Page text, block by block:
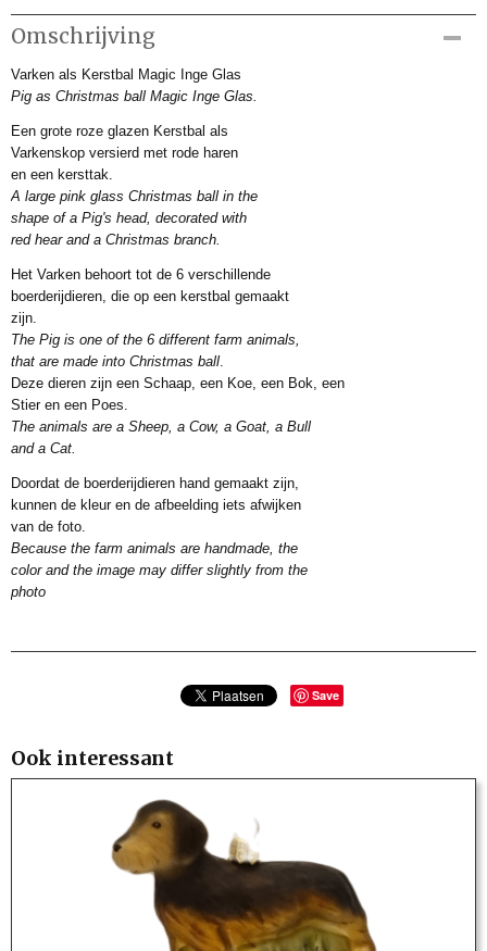
Productcode
IMD4648121
Productcode leverancier
40641H812
Afmetingen (l,b,h)
0 x 10 x 0 cm
Omschrijving
Varken als Kerstbal Magic Inge Glas
Pig as Christmas ball Magic Inge Glas.
Een grote roze glazen Kerstbal als
Varkenskop versierd met rode haren
en een kersttak.
A large pink glass Christmas ball in the
shape of a Pig's head, decorated with
red hear and a Christmas branch.
Het Varken behoort tot de 6 verschillende
boerderijdieren, die op een kerstbal gemaakt
zijn.
The Pig is one of the 6 different farm animals,
that are made into Christmas ball.
Deze dieren zijn een Schaap, een Koe, een Bok, een
Stier en een Poes.
The animals are a Sheep, a Cow, a Goat, a Bull
and a Cat.
Doordat de boerderijdieren hand gemaakt zijn,
kunnen de kleur en de afbeelding iets afwijken
van de foto.
Because the farm animals are handmade, the
color and the image may differ slightly from the
photo
Save
Ook interessant